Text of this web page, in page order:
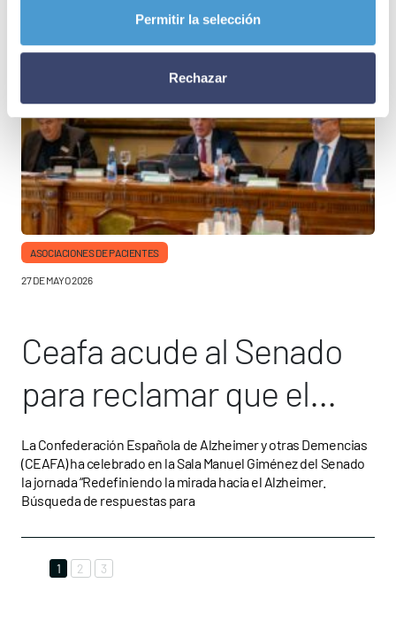
Permitir la selección
Rechazar
ASOCIACIONES DE PACIENTES
27 DE MAYO 2026
Ceafa acude al Senado
para reclamar que el
alzhéimer esté en la
agenda política
La Confederación Española de Alzheimer y otras Demencias
(CEAFA) ha celebrado en la Sala Manuel Giménez del Senado
la jornada “Redefiniendo la mirada hacia el Alzheimer.
Búsqueda de respuestas para
1 2 3